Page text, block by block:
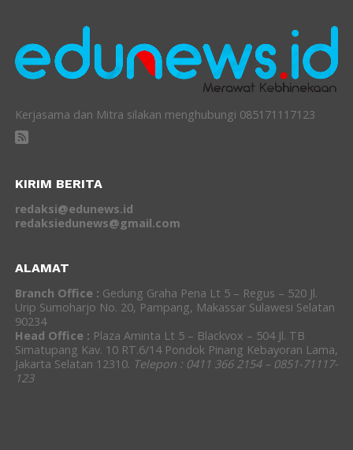
Kerjasama dan Mitra silakan menghubungi 085171117123
KIRIM BERITA
redaksi@edunews.id
redaksiedunews@gmail.com
ALAMAT
Branch Office : Gedung Graha Pena Lt 5 – Regus – 520 Jl.
Urip Sumoharjo No. 20, Pampang, Makassar Sulawesi Selatan
90234
Head Office : Plaza Aminta Lt 5 – Blackvox – 504 Jl. TB
Simatupang Kav. 10 RT.6/14 Pondok Pinang Kebayoran Lama,
Jakarta Selatan 12310. Telepon : 0411 366 2154 – 0851-71117-
123